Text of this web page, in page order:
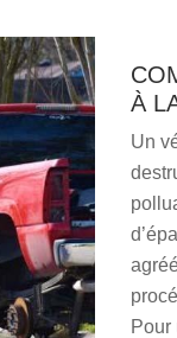
À
Un
Pour